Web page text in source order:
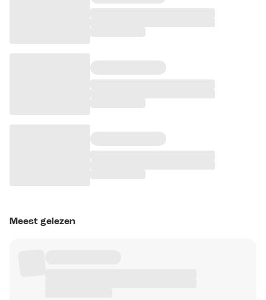
Meest gelezen